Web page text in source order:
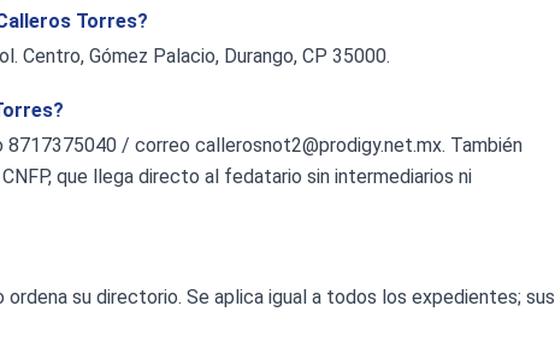
Torres?
Centro, Gómez Palacio, Durango, CP 35000.
/ correo callerosnot2@prodigy.net.mx. También
que llega directo al fedatario sin intermediarios ni
su directorio. Se aplica igual a todos los expedientes; sus